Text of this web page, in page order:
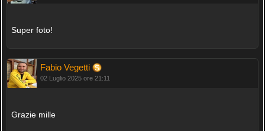
Super foto!
Fabio Vegetti
02 Luglio 2025 ore 21:11
Grazie mille